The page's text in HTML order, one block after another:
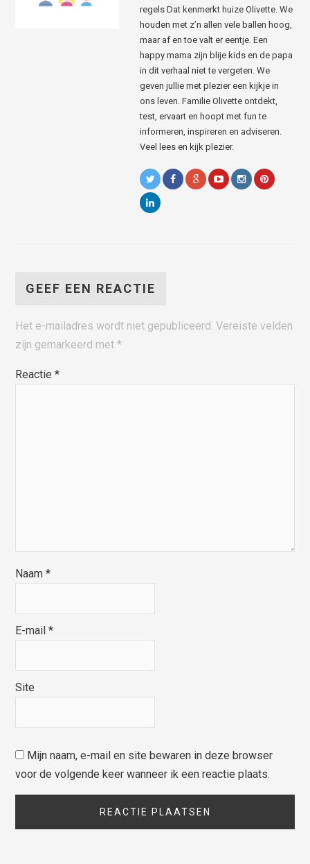
regels Dat kenmerkt huize Olivette. We
houden met z’n allen vele ballen hoog,
maar af en toe valt er eentje. Een
happy mama zijn blije kids en de papa
in dit verhaal niet te vergeten. We
geven jullie met plezier een kijkje in
ons leven. Familie Olivette ontdekt,
test, ervaart en hoopt met fun te
informeren, inspireren en adviseren.
Veel lees en kijk plezier.
GEEF EEN REACTIE
Het e-mailadres wordt niet gepubliceerd. Vereiste velden
zijn gemarkeerd met*
Reactie*
Naam*
E-mail*
Site
Mijn naam, e-mail en site bewaren in deze browser
voor de volgende keer wanneer ik een reactie plaats.